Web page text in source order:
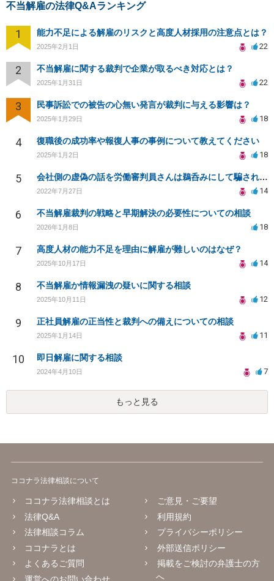
不当解雇の法律Q&Aランキング
1 能力不足による解雇のリスクと高度人材採用の注意点とは？
2025年2月1日 22
2 不当解雇に関する裁判で企業が取るべき対応とは？
2025年1月31日 22
3 民事訴訟での被告の心無い発言が裁判に与える影響は？
2025年1月29日 18
4 復職後の成功率や報復人事の事例について教えてください
2025年1月2日 18
5 会社側の虚偽の話を労働審判員さんは鵜呑みにして騙されてしまいました。
2022年7月27日 14
6 不当解雇裁判の戦略と早期解決の必要性についての相談
2026年1月8日 18
7 高度人材の能力不足を理由に解雇が難しいのはなぜ？
2025年10月17日 14
8 不当解雇か情報漏洩の疑いに関する相談
2025年10月11日 12
9 正社員解雇の正当性と裁判への備えについての相談
2025年1月14日 11
10 即日解雇に関する相談
2024年4月10日 7
もっと見る
ココナラ法律相談について
ココナラ法律相談とは
法律Q&A
法律相談コラム
ココナラとは
よくあるご質問
運営へのお問い合わせ
ご意見・ご要望
利用規約
プライバシーポリシー
外部送信ポリシー
掲載をご検討の弁護士の方
へ